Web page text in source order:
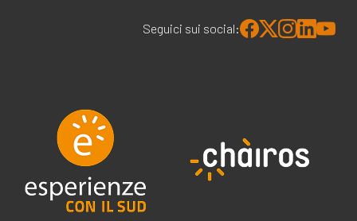
Seguici sui social: